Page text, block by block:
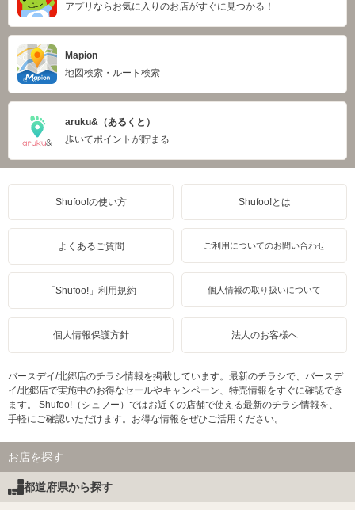
アプリならお気に入りのお店がすぐに見つかる！
Mapion
地図検索・ルート検索
aruku&（あるくと）
歩いてポイントが貯まる
Shufoo!の使い方 Shufoo!とは
よくあるご質問 ご利用についてのお問い合わせ
「Shufoo!」利用規約 個人情報の取り扱いについて
個人情報保護方針 法人のお客様へ
バースデイ/北郷店のチラシ情報を掲載しています。最新のチラシで、バースデ
イ/北郷店で実施中のお得なセールやキャンペーン、特売情報をすぐに確認でき
ます。 Shufoo!（シュフー）ではお近くの店舗で使える最新のチラシ情報を、
手軽にご確認いただけます。お得な情報をぜひご活用ください。
お店を探す
都道府県から探す